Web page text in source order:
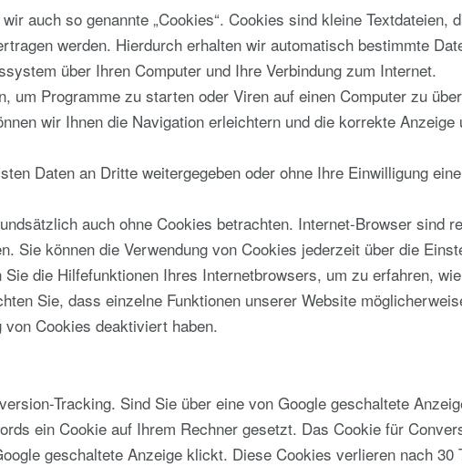
auch so genannte „Cookies“. Cookies sind kleine Textdateien,
werden. Hierdurch erhalten wir automatisch bestimmte
über Ihren Computer und Ihre Verbindung zum Internet.
um Programme zu starten oder Viren auf einen Computer zu
wir Ihnen die Navigation erleichtern und die korrekte Anzeige
Daten an Dritte weitergegeben oder ohne Ihre Einwilligung
auch ohne Cookies betrachten. Internet-Browser sind
Sie können die Verwendung von Cookies jederzeit über die
die Hilfefunktionen Ihres Internetbrowsers, um zu erfahren,
Sie, dass einzelne Funktionen unserer Website
Cookies deaktiviert haben.
Tracking. Sind Sie über eine von Google geschaltete
ein Cookie auf Ihrem Rechner gesetzt. Das Cookie für
geschaltete Anzeige klickt. Diese Cookies verlieren nach 30